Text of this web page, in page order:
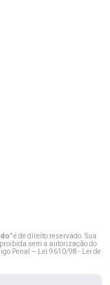
" é de direito reservado. Sua
sem a autorização do
Penal –
Lei 9610/98 - Lei de